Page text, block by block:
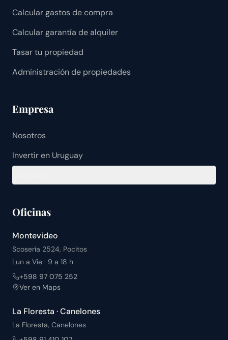
Calcular gastos de compra
Calcular garantía de alquiler
Tasar tu propiedad
Administración de propiedades
Empresa
Nosotros
Invertir en Uruguay
Oficinas
Montevideo
Scosería 2524, Pocitos
Lun a Vie · 9 a 18 h
+598 97 075 252
Ver en Maps
La Floresta · Canelones
La Floresta, Canelones